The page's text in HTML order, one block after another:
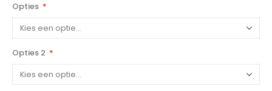
Opties
Opties 2